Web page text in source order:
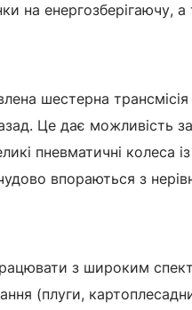
на енергозберігаючу,
шестерна
Це дає можливість
пневматичні колеса
впораються з
з широким
(плуги,